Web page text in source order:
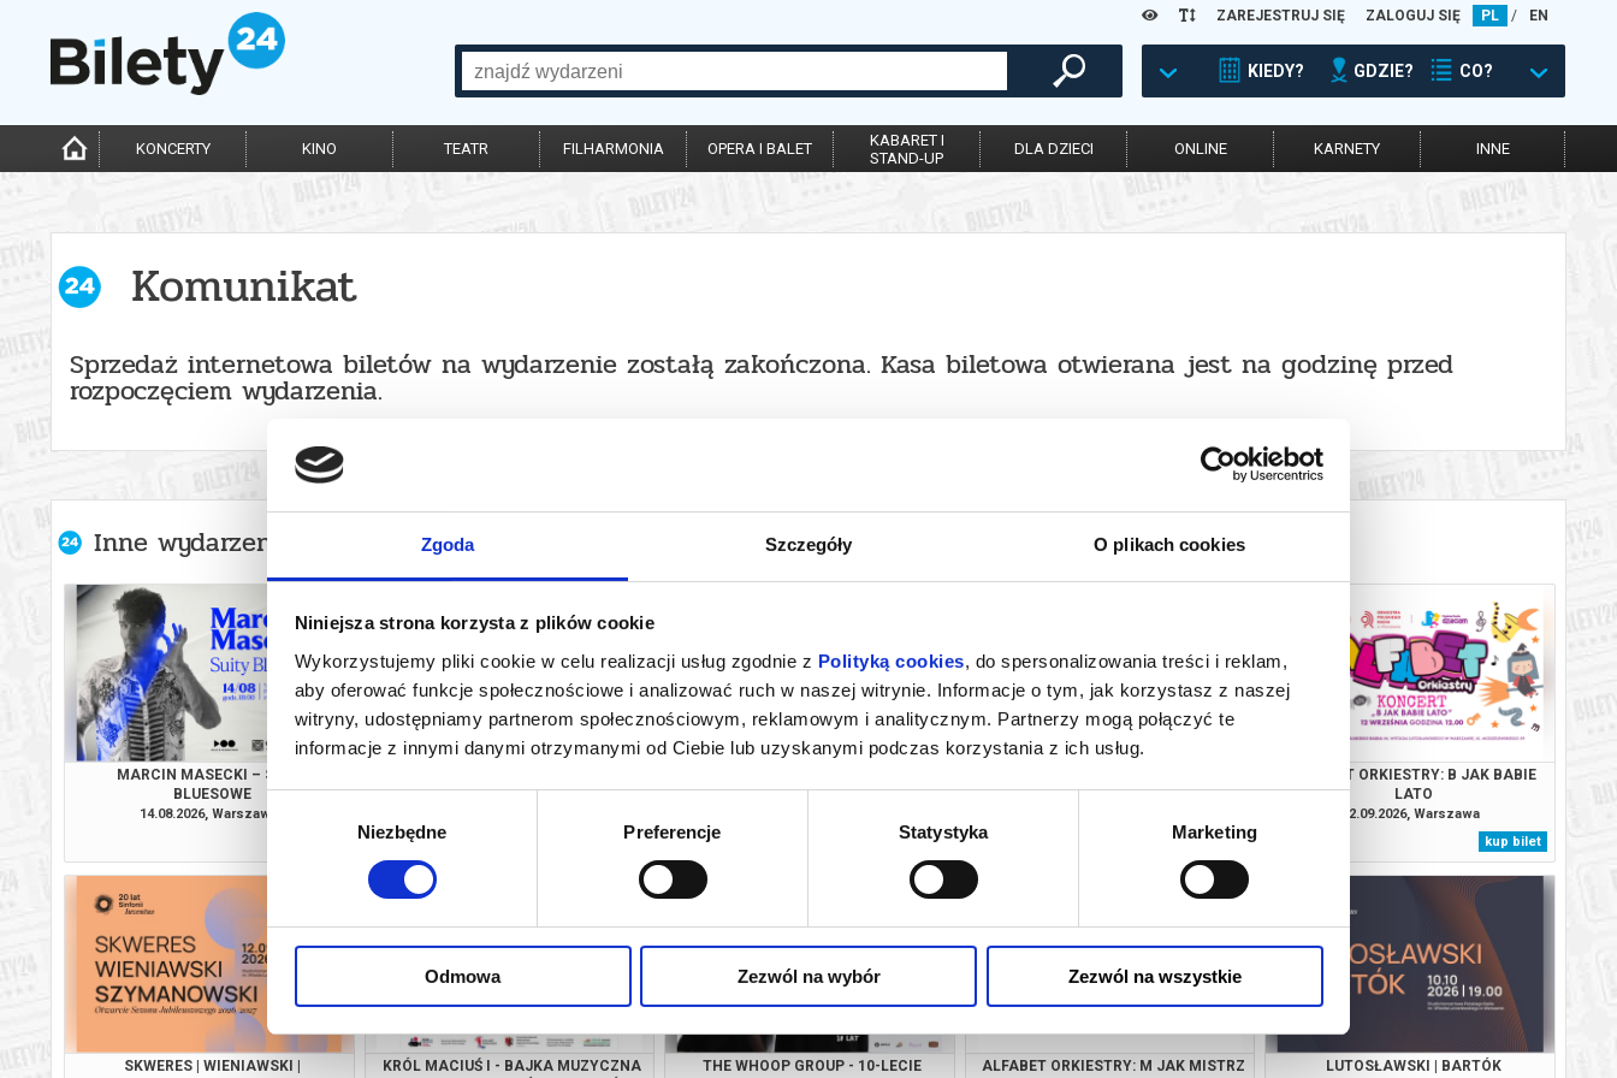
Zgoda Szczegóły O plikach cookies
Niniejsza strona korzysta z plików cookie
Wykorzystujemy pliki cookie w celu realizacji usług zgodnie z Polityką cookies, do spersonalizowania treści i reklam,
aby oferować funkcje społecznościowe i analizować ruch w naszej witrynie. Informacje o tym, jak korzystasz z naszej
witryny, udostępniamy partnerom społecznościowym, reklamowym i analitycznym. Partnerzy mogą połączyć te
informacje z innymi danymi otrzymanymi od Ciebie lub uzyskanymi podczas korzystania z ich usług.
Niezbędne Preferencje Statystyka Marketing
Odmowa Zezwól na wybór Zezwól na wszystkie
ZAREJESTRUJ SIĘ ZALOGUJ SIĘ PL / EN
KIEDY? GDZIE? CO?
KONCERTY KINO TEATR FILHARMONIA OPERA I BALET
KABARET I
STAND-UP
DLA DZIECI ONLINE KARNETY INNE
Komunikat
Sprzedaż internetowa biletów na wydarzenie zostałą zakończona. Kasa biletowa otwierana jest na godzinę przed
rozpoczęciem wydarzenia.
Inne wydarzenia organizatora
MARCIN MASECKI – SUITY
BLUESOWE
14.08.2026, Warszawa
kup bilet
KRZYŻOWA-MUSIC 2026
kup bilet
ARTYSTYCZNEGOORKIESTRY
kup bilet
ALFABET ORKIESTRY: B JAK BABIE
LATO
12.09.2026, Warszawa
kup bilet
SKWERES | WIENIAWSKI |
KRÓL MACIUŚ I - BAJKA MUZYCZNA
THE WHOOP GROUP - 10-LECIE
ALFABET ORKIESTRY: M JAK MISTRZ LUTOSŁAWSKI | BARTÓK